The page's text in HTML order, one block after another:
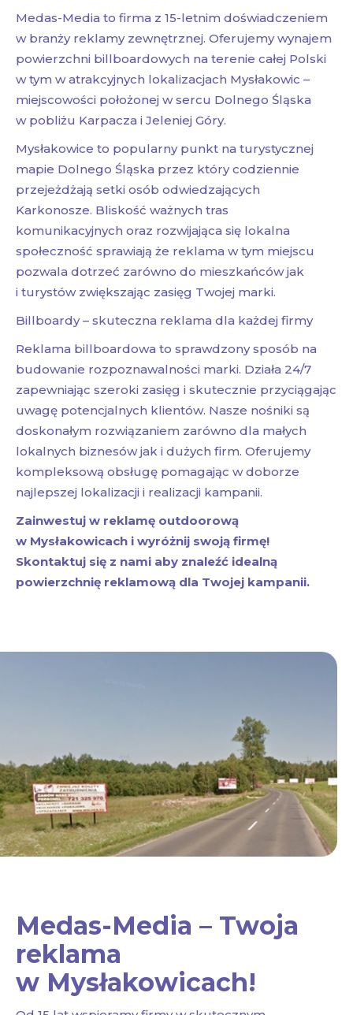
Medas-Media to firma z 15-letnim doświadczeniem
w branży reklamy zewnętrznej. Oferujemy wynajem
powierzchni billboardowych na terenie całej Polski
w tym w atrakcyjnych lokalizacjach Mysłakowic –
miejscowości położonej w sercu Dolnego Śląska
w pobliżu Karpacza i Jeleniej Góry.
Mysłakowice to popularny punkt na turystycznej
mapie Dolnego Śląska przez który codziennie
przejeżdżają setki osób odwiedzających
Karkonosze. Bliskość ważnych tras
komunikacyjnych oraz rozwijająca się lokalna
społeczność sprawiają że reklama w tym miejscu
pozwala dotrzeć zarówno do mieszkańców jak
i turystów zwiększając zasięg Twojej marki.
Billboardy – skuteczna reklama dla każdej firmy
Reklama billboardowa to sprawdzony sposób na
budowanie rozpoznawalności marki. Działa 24/7
zapewniając szeroki zasięg i skutecznie przyciągając
uwagę potencjalnych klientów. Nasze nośniki są
doskonałym rozwiązaniem zarówno dla małych
lokalnych biznesów jak i dużych firm. Oferujemy
kompleksową obsługę pomagając w doborze
najlepszej lokalizacji i realizacji kampanii.
Zainwestuj w reklamę outdoorową
w Mysłakowicach i wyróżnij swoją firmę!
Skontaktuj się z nami aby znaleźć idealną
powierzchnię reklamową dla Twojej kampanii.
Medas-Media – Twoja
reklama
w Mysłakowicach!